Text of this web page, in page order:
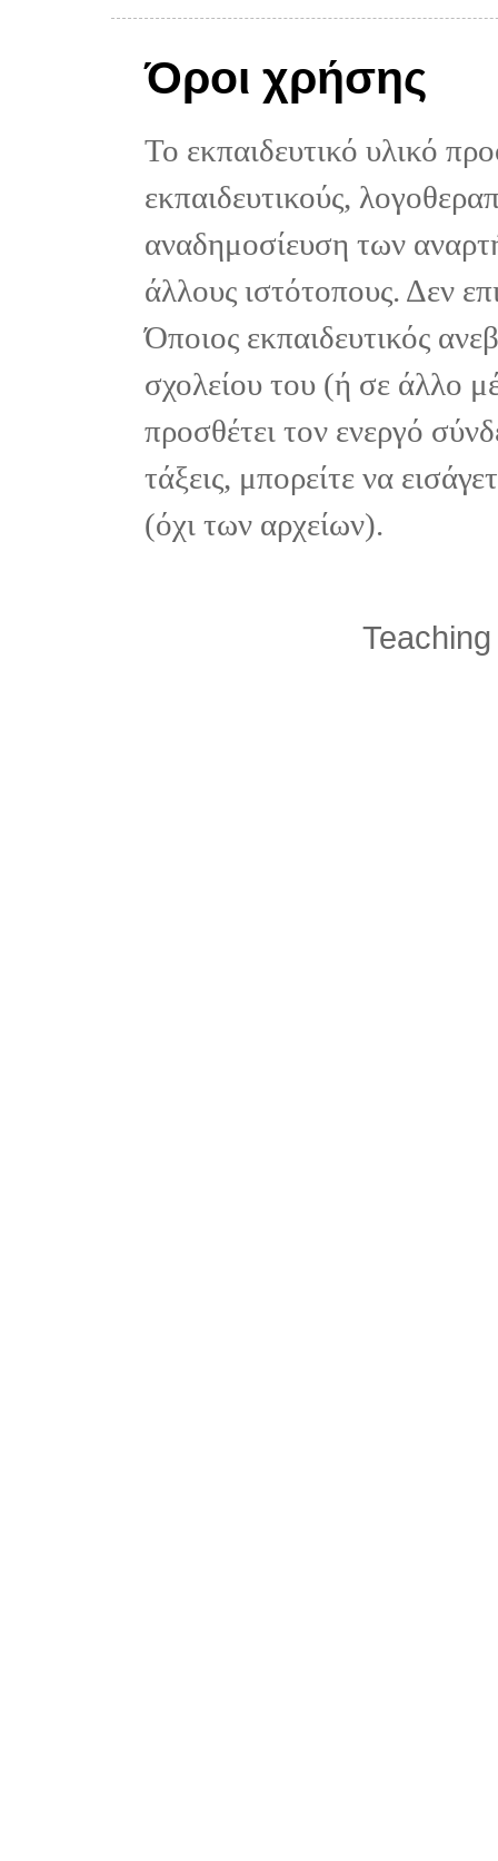
Όροι χρήσης
Το εκπαιδευτικό υλικό
εκπαιδευτικούς,
αναδημοσίευση των
άλλους ιστότοπους. Δεν
Όποιος εκπαιδευτικός
σχολείου του (ή σε άλλο
προσθέτει τον ενεργό
τάξεις, μπορείτε να
(όχι των αρχείων).